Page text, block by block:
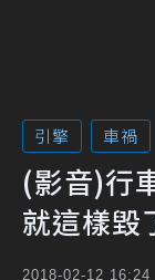
引擎 車禍
(影音)行
就這樣毀
2018-02-12 16:24